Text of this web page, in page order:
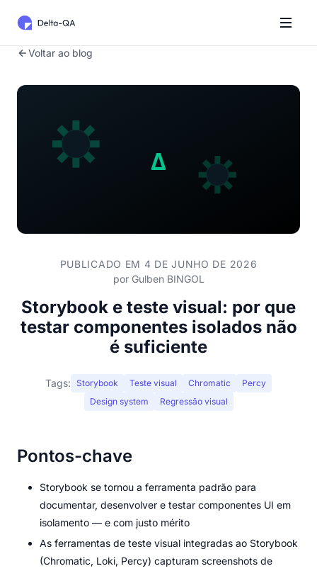
Voltar ao blog
PUBLICADO EM 4 DE JUNHO DE 2026
por Gulben BINGOL
Storybook e teste visual: por que
testar componentes isolados não
é suficiente
Tags: Storybook Teste visual Chromatic
Percy
Design system
Regressão visual
Pontos-chave
Storybook se tornou a ferramenta padrão para
documentar, desenvolver e testar componentes UI em
isolamento — e com justo mérito
As ferramentas de teste visual integradas ao Storybook
(Chromatic, Loki, Percy) capturam screenshots de